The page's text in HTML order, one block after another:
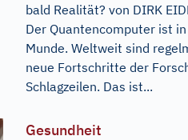
bald Realität? von DIRK
Der Quantencomputer ist
Munde. Weltweit sind
neue Fortschritte der
Schlagzeilen. Das ist...
Gesundheit